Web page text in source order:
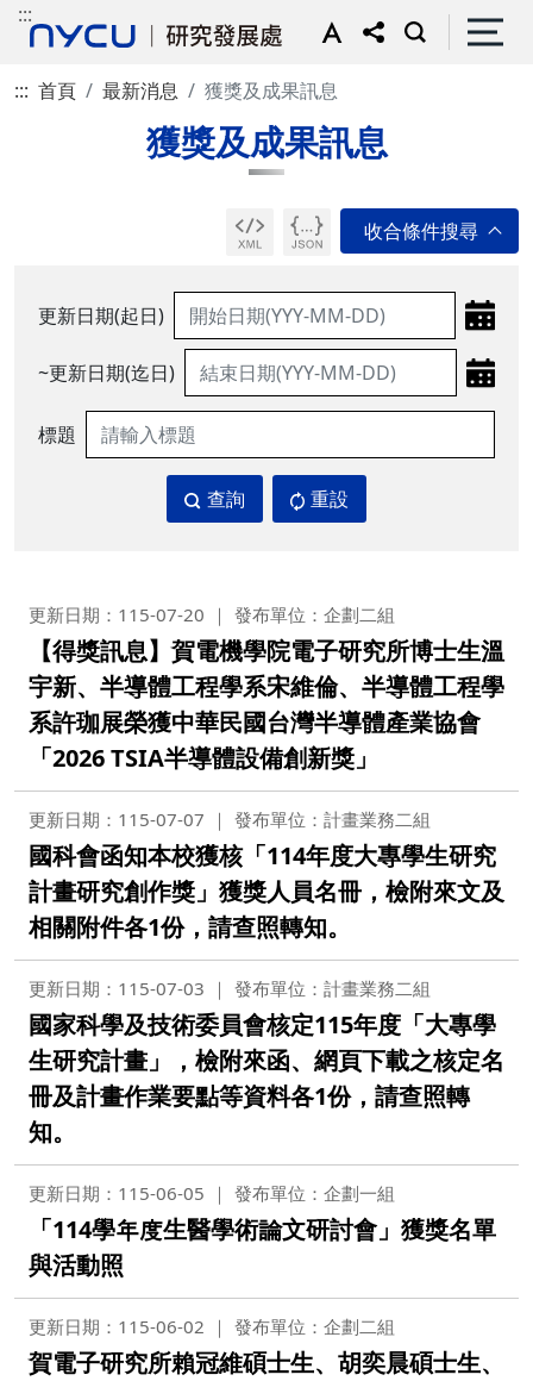
:::
::: 首頁 最新消息 獲獎及成果訊息
獲獎及成果訊息
更新日期(起日)
~更新日期(迄日)
標題
查詢 重設
更新日期：115-07-20 發布單位：企劃二組
【得獎訊息】賀電機學院電子研究所博士生溫
宇新、半導體工程學系宋維倫、半導體工程學
系許珈展榮獲中華民國台灣半導體產業協會
「2026 TSIA半導體設備創新獎」
更新日期：115-07-07 發布單位：計畫業務二組
國科會函知本校獲核「114年度大專學生研究
計畫研究創作獎」獲獎人員名冊，檢附來文及
相關附件各1份，請查照轉知。
更新日期：115-07-03 發布單位：計畫業務二組
國家科學及技術委員會核定115年度「大專學
生研究計畫」，檢附來函、網頁下載之核定名
冊及計畫作業要點等資料各1份，請查照轉
知。
更新日期：115-06-05 發布單位：企劃一組
「114學年度生醫學術論文研討會」獲獎名單
與活動照
更新日期：115-06-02 發布單位：企劃二組
賀電子研究所賴冠維碩士生、胡奕晨碩士生、